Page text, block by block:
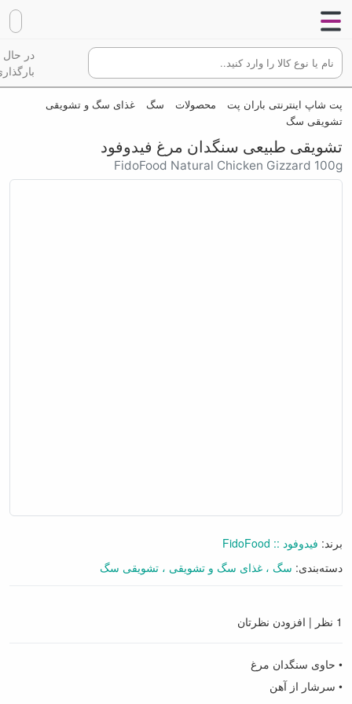
در حال
پت شاپ اینترنتی باران پت محصولات سگ
غذای سگ و تشویقی
تشویقی سگ
تشویقی طبیعی سنگدان مرغ فیدوفود
FidoFood Natural Chicken Gizzard 100g
برند: فیدوفود :: FidoFood
دسته‌بندی: سگ غذای سگ و تشویقی تشویقی سگ
1 نظر | افزودن نظرتان
• حاوی سنگدان مرغ
• سرشار از آهن